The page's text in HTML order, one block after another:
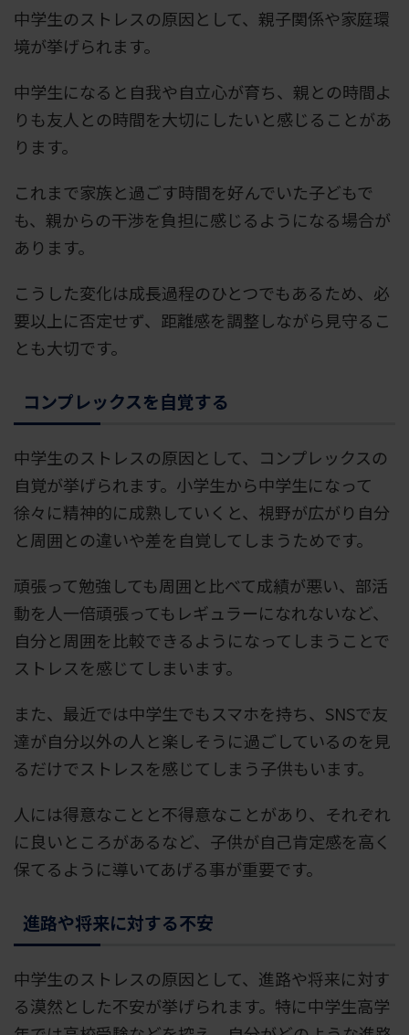
中学生のストレスの原因として、親子関係や家庭環
境が挙げられます。
中学生になると自我や自立心が育ち、親との時間よ
りも友人との時間を大切にしたいと感じることがあ
ります。
これまで家族と過ごす時間を好んでいた子どもで
も、親からの干渉を負担に感じるようになる場合が
あります。
こうした変化は成長過程のひとつでもあるため、必
要以上に否定せず、距離感を調整しながら見守るこ
とも大切です。
コンプレックスを自覚する
中学生のストレスの原因として、コンプレックスの
自覚が挙げられます。小学生から中学生になって
徐々に精神的に成熟していくと、視野が広がり自分
と周囲との違いや差を自覚してしまうためです。
頑張って勉強しても周囲と比べて成績が悪い、部活
動を人一倍頑張ってもレギュラーになれないなど、
自分と周囲を比較できるようになってしまうことで
ストレスを感じてしまいます。
また、最近では中学生でもスマホを持ち、SNSで友
達が自分以外の人と楽しそうに過ごしているのを見
るだけでストレスを感じてしまう子供もいます。
人には得意なことと不得意なことがあり、それぞれ
に良いところがあるなど、子供が自己肯定感を高く
保てるように導いてあげる事が重要です。
進路や将来に対する不安
中学生のストレスの原因として、進路や将来に対す
る漠然とした不安が挙げられます。特に中学生高学